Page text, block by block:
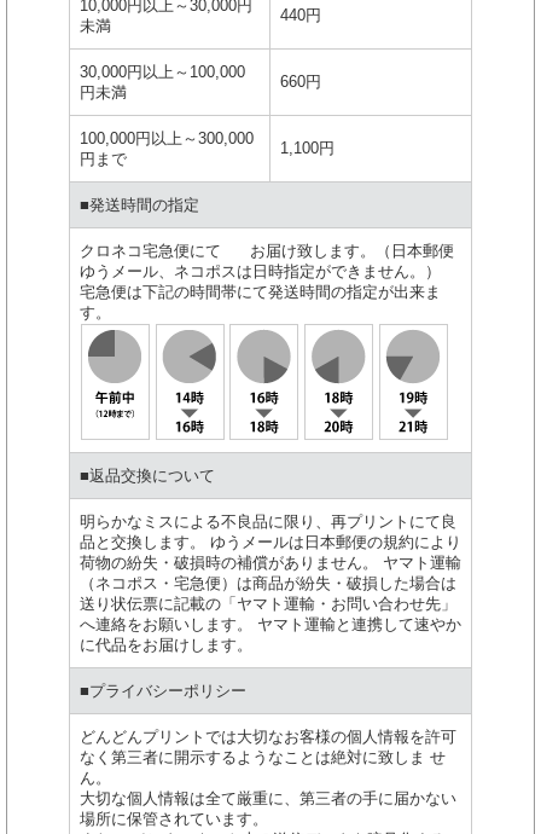
10,000円以上～30,000円
未満
440円
30,000円以上～100,000
円未満
660円
100,000円以上～300,000
円まで
1,100円
■発送時間の指定
クロネコ宅急便にて お届け致します。（日本郵便
ゆうメール、ネコポスは日時指定ができません。）
宅急便は下記の時間帯にて発送時間の指定が出来ま
す。
■返品交換について
明らかなミスによる不良品に限り、再プリントにて良
品と交換します。 ゆうメールは日本郵便の規約により
荷物の紛失・破損時の補償がありません。 ヤマト運輸
（ネコポス・宅急便）は商品が紛失・破損した場合は
送り状伝票に記載の「ヤマト運輸・お問い合わせ先」
へ連絡をお願いします。 ヤマト運輸と連携して速やか
に代品をお届けします。
■プライバシーポリシー
どんどんプリントでは大切なお客様の個人情報を許可
なく第三者に開示するようなことは絶対に致しま せ
ん。
大切な個人情報は全て厳重に、第三者の手に届かない
場所に保管されています。